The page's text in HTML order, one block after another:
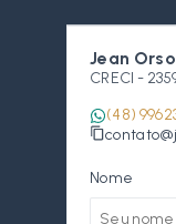
Jean Orso
CRECI -
(48)
Nome